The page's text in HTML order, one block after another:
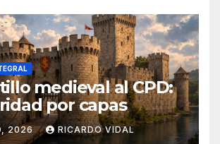
medieval al CPD:
por capas
2026 RICARDO VIDAL